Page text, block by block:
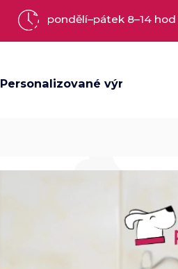
pondělí–pátek 8–14 hod
Personalizované výrobky